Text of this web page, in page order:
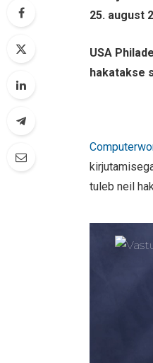
25. august
USA
hakatakse
tuleb neil